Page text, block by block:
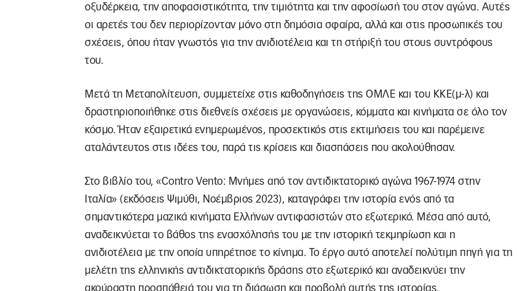
οξυδέρκεια, την αποφασιστικότητα, την τιμιότητα και την αφοσίωσή του στον αγώνα. Αυτές
οι αρετές του δεν περιορίζονταν μόνο στη δημόσια σφαίρα, αλλά και στις προσωπικές του
σχέσεις, όπου ήταν γνωστός για την ανιδιοτέλεια και τη στήριξή του στους συντρόφους
του.
Μετά τη Μεταπολίτευση, συμμετείχε στις καθοδηγήσεις της ΟΜΛΕ και του ΚΚΕ(μ-λ) και
δραστηριοποιήθηκε στις διεθνείς σχέσεις με οργανώσεις, κόμματα και κινήματα σε όλο τον
κόσμο. Ήταν εξαιρετικά ενημερωμένος, προσεκτικός στις εκτιμήσεις του και παρέμεινε
αταλάντευτος στις ιδέες του, παρά τις κρίσεις και διασπάσεις που ακολούθησαν.
Στο βιβλίο του, «Contro Vento: Μνήμες από τον αντιδικτατορικό αγώνα 1967-1974 στην
Ιταλία» (εκδόσεις Ψιμύθι, Νοέμβριος 2023), καταγράφει την ιστορία ενός από τα
σημαντικότερα μαζικά κινήματα Ελλήνων αντιφασιστών στο εξωτερικό. Μέσα από αυτό,
αναδεικνύεται το βάθος της ενασχόλησής του με την ιστορική τεκμηρίωση και η
ανιδιοτέλεια με την οποία υπηρέτησε το κίνημα. Το έργο αυτό αποτελεί πολύτιμη πηγή για τη
μελέτη της ελληνικής αντιδικτατορικής δράσης στο εξωτερικό και αναδεικνύει την
ακούραστη προσπάθειά του για τη διάσωση και προβολή αυτής της ιστορίας.